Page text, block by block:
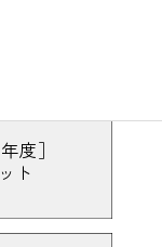
イフ
能
〜#切る
度］
ト